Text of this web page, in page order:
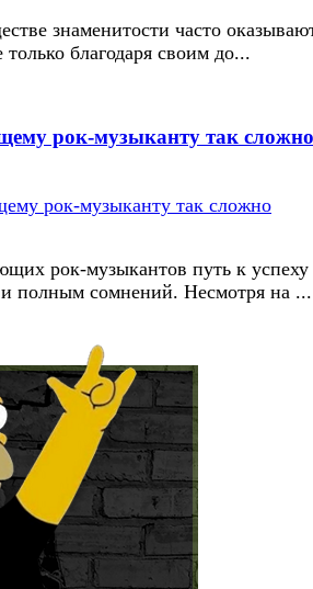
знаменитости часто
благодаря своим до...
рок-музыканту так сложно
рок-музыкантов путь к успеху
полным сомнений. Несмотря на ...